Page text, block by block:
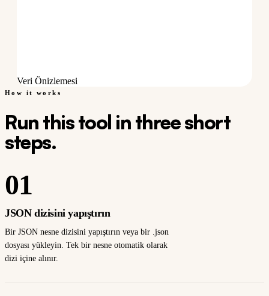
Veri Önizlemesi
How it works
Run this tool in three short
steps.
01
JSON dizisini yapıştırın
Bir JSON nesne dizisini yapıştırın veya bir .json
dosyası yükleyin. Tek bir nesne otomatik olarak
dizi içine alınır.